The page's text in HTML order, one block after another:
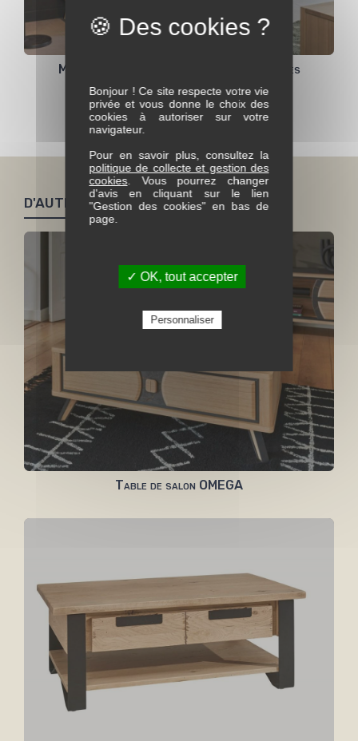
Meuble TV RIVAGE - 2 dimensions possibles
Voir toute la collection Rivage
D'AUTRES PRODUITS SIMILAIRES
Table de salon OMEGA
Bonjour ! Ce site respecte votre vie
privée et vous donne le choix des
cookies à autoriser sur votre
navigateur.
Pour en savoir plus, consultez la
politique de collecte et gestion des
cookies. Vous pourrez changer
d'avis en cliquant sur le lien
"Gestion des cookies" en bas de
page.
✓ OK, tout accepter
Personnaliser